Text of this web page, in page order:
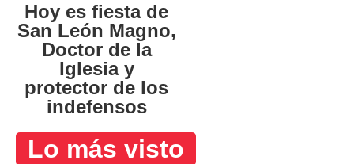
Hoy es fiesta de
San León Magno,
Doctor de la
Iglesia y
protector de los
indefensos
Lo más visto